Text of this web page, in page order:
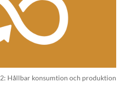
Hållbar konsumtion och produktion